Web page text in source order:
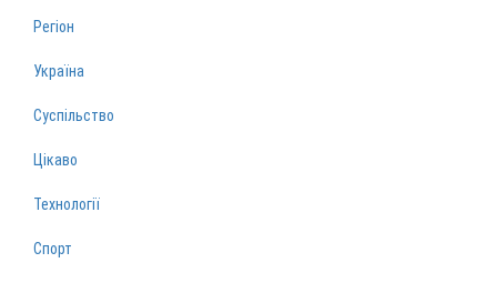
Регіон
Україна
Суспільство
Цікаво
Технології
Спорт